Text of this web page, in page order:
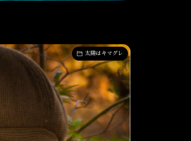
太陽はキマグレ